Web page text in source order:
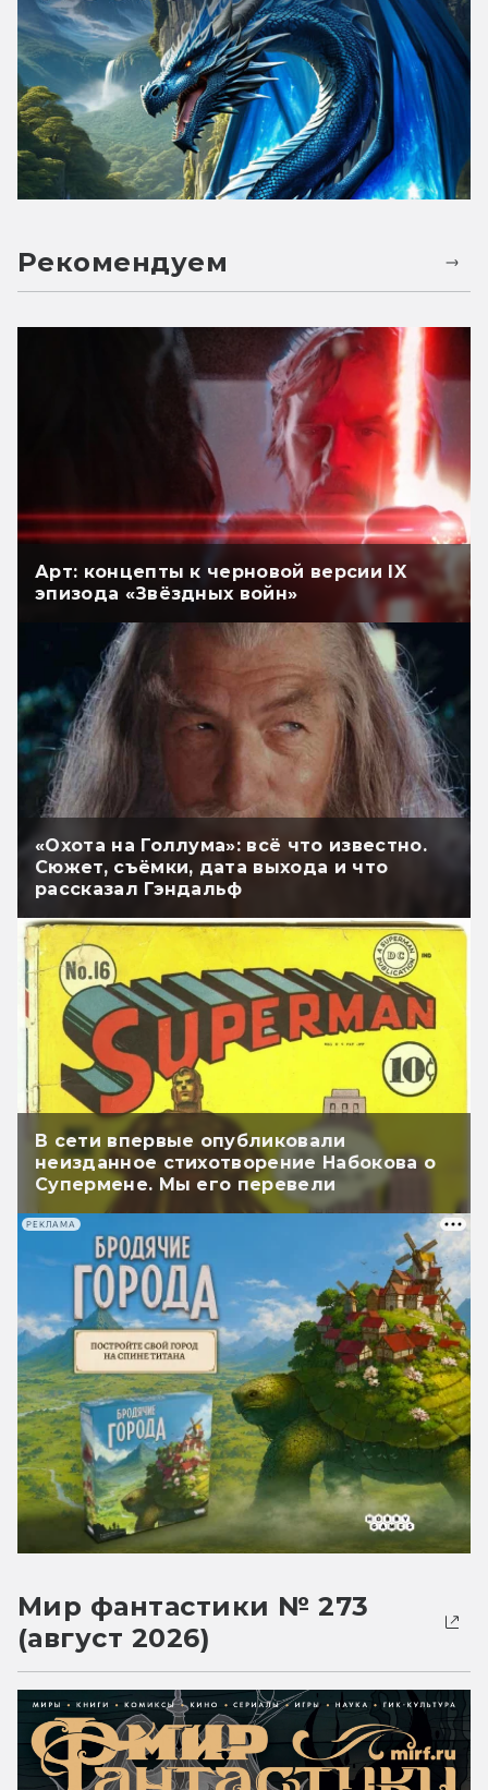
Рекомендуем
Арт: концепты к черновой версии IX
эпизода «Звёздных войн»
«Охота на Голлума»: всё что известно.
Сюжет, съёмки, дата выхода и что
рассказал Гэндальф
В сети впервые опубликовали
неизданное стихотворение Набокова о
Супермене. Мы его перевели
РЕКЛАМА
Мир фантастики № 273
(август 2026)